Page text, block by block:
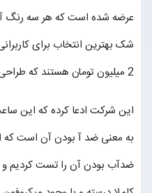
عرضه شده است که هر سه رنگ
شک بهترین انتخاب برای
2 میلیون تومان هستند که طراحی شبیه به اپل واچ داشته باشد.
به معنی ضد آ بودن آن است که
ضدآب بودن آن را تست کردیم